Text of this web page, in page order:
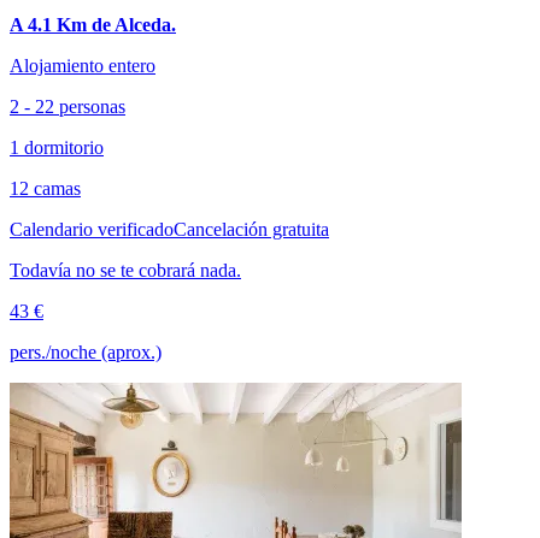
A 4.1 Km de Alceda.
Alojamiento entero
2 - 22 personas
1 dormitorio
12 camas
Calendario verificadoCancelación gratuita
Todavía no se te cobrará nada.
43 €
pers./noche (aprox.)